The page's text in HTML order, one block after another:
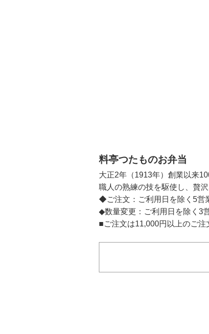
料亭つたものお弁当
大正2年（1913年）創業以来
職人の熟練の技を駆使し、贅
◆ご注文：ご利用日を除く5営
◆数量変更：ご利用日を除く3
■ご注文は11,000円以上のご注